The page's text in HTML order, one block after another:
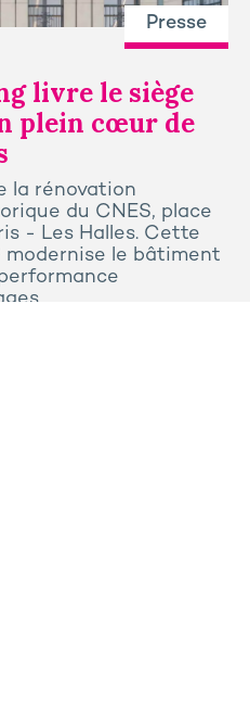
Presse
livre le siège
plein cœur de
la rénovation
du CNES, place
- Les Halles. Cette
modernise le bâtiment